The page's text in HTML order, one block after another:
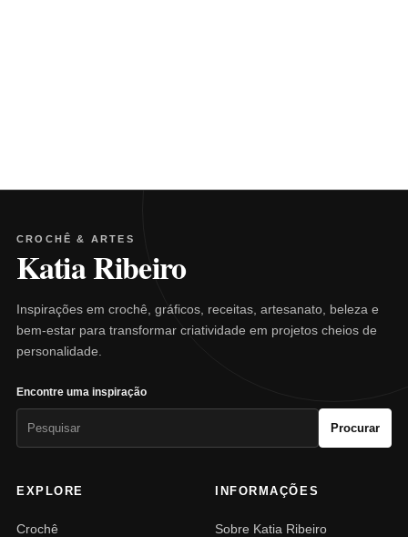
CROCHÊ & ARTES
Katia Ribeiro
Inspirações em crochê, gráficos, receitas, artesanato, beleza e
bem-estar para transformar criatividade em projetos cheios de
personalidade.
Encontre uma inspiração
Procurar
EXPLORE
Crochê
INFORMAÇÕES
Sobre Katia Ribeiro